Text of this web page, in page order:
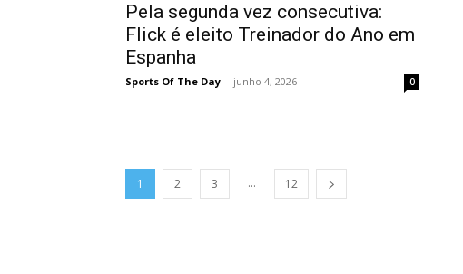
Pela segunda vez consecutiva:
Flick é eleito Treinador do Ano em
Espanha
Sports Of The Day - junho 4, 2026 0
1 2 3 ... 12